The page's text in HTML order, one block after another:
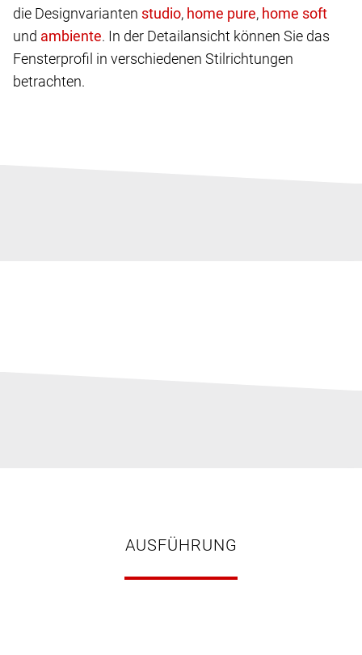
die Designvarianten
,
,
und
. In der Detailansicht können Sie das
Fensterprofil in verschiedenen Stilrichtungen
betrachten.
AUSFÜHRUNG